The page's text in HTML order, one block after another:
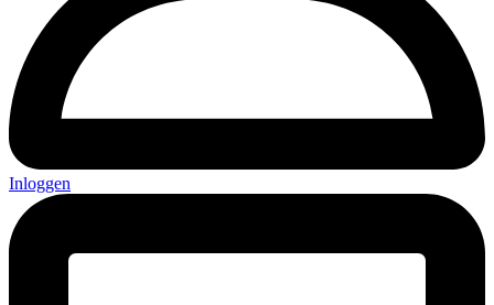
Inloggen